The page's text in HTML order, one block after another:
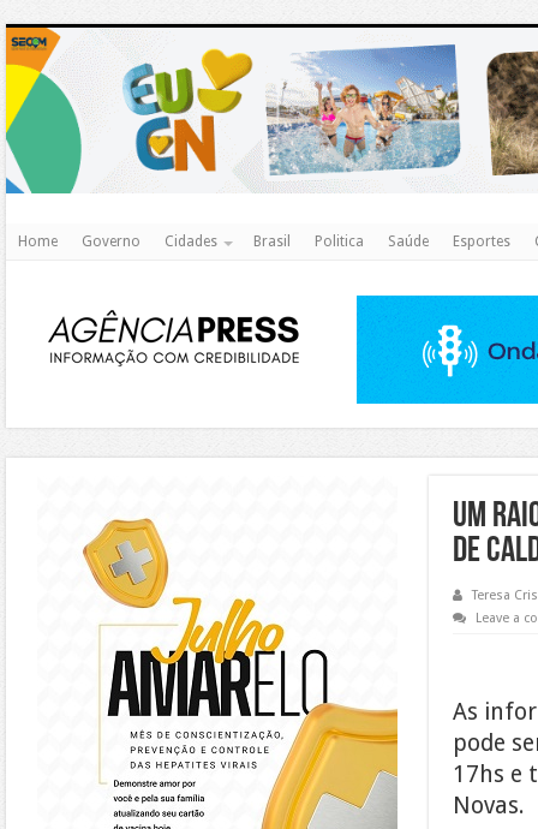
Home Governo Cidades Brasil Politica Saúde Esportes
UM
DE
Teresa
Leave a
As
pode
17hs e
Novas.